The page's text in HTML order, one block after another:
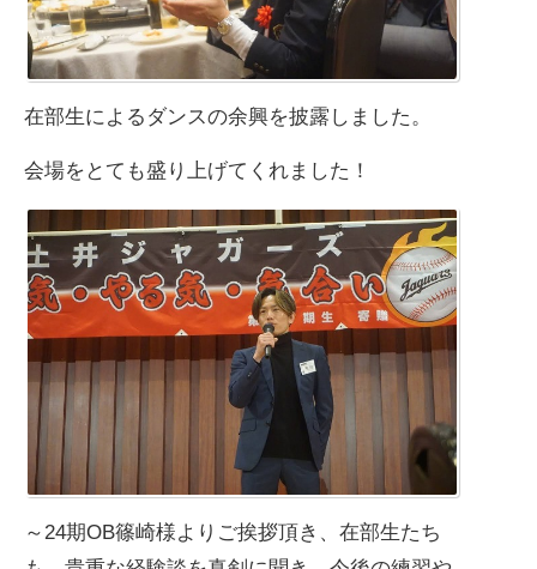
在部生によるダンスの余興を披露しました。
会場をとても盛り上げてくれました！
～24期OB篠崎様よりご挨拶頂き、在部生たち